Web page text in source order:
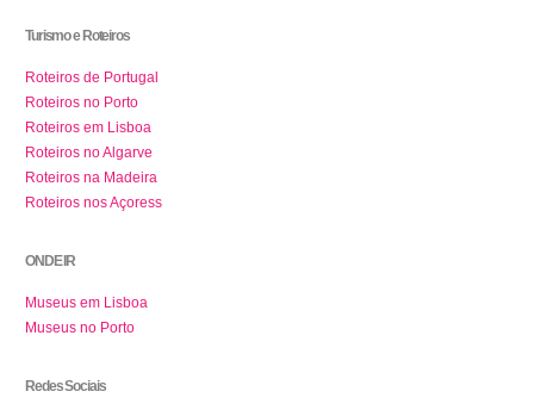
Turismo e Roteiros
Roteiros de Portugal
Roteiros no Porto
Roteiros em Lisboa
Roteiros no Algarve
Roteiros na Madeira
Roteiros nos Açoress
ONDE IR
Museus em Lisboa
Museus no Porto
Redes Sociais